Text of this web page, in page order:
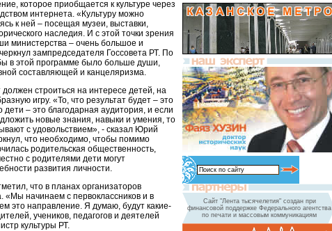
которое приобщается к культуре через
интернета. «Культуру можно
к ней – посещая музеи, выставки,
наследия. И с этой точки зрения
министерства – очень большое и
зампредседателя Госсовета РТ. По
в этой программе было больше души,
составляющей и канцеляризма.
строиться на интересе детей, на
игру. «То, что результат будет – это
дети – это благодарная аудитория, и если
новые знания, навыки и умения, то
с удовольствием», - сказал Юрий
что необходимо, чтобы помимо
родительская общественность,
с родителями дети могут
развития личности.
что в планах организаторов
«Мы начинаем с первоклассников и в
это направление. Я думаю, будут какие-
учеников, педагогов и деятелей
культуры РТ.
Сайт "Лента тысячелетия" создан при
финансовой поддержке Федерального агентства
по печати и массовым коммуникациям